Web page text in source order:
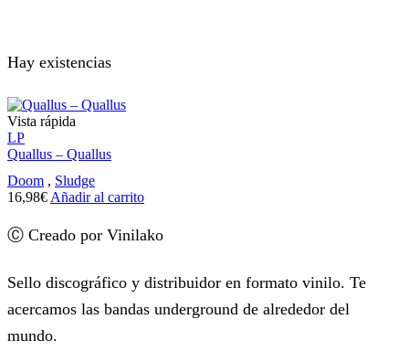
Hay existencias
Vista rápida
LP
Quallus – Quallus
Doom , Sludge
16,98€ Añadir al carrito
Ⓒ Creado por Vinilako
Sello discográfico y distribuidor en formato vinilo. Te
acercamos las bandas underground de alrededor del
mundo.